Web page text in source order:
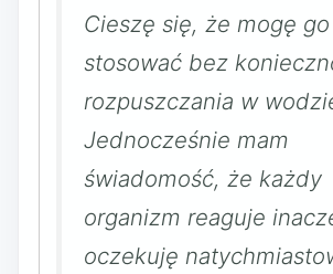
Cieszę się, że mogę go
stosować bez
rozpuszczania w
Jednocześnie mam
świadomość, że każdy
organizm reaguje
oczekuję